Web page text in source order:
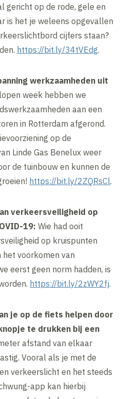
gericht op de rode, gele en
is het je weleens opgevallen
cijfers staan?
https://bit.ly/34tVEdg.
werkzaamheden uit
week hebben we
aan een
in Rotterdam afgerond.
op de
Linde Gas Benelux weer
de tuinbouw en kunnen de
https://bit.ly/2ZQRsCl.
verkeersveiligheid op
19:Wie had ooit
op kruispunten
het voorkomen van
eerst geen norm hadden, is
https://bit.ly/2zWY2fj.
je op de fiets helpen door
te drukken bij een
afstand van elkaar
Vooral als je met de
verkeerslicht en het steeds
app kan hierbij